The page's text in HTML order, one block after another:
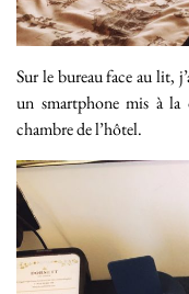
Sur le bureau face au lit,
un smartphone mis à la
chambre de l’hôtel.